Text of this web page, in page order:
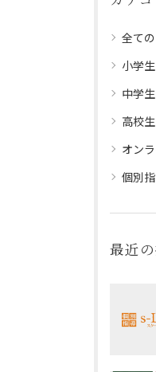
全て
小学生
中学生
高校生
オン
個別
最近